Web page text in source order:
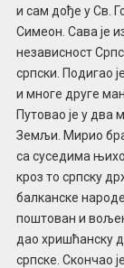
и сам дође у Св.
Симеон. Сава је
независност
српски. Подигао
и многе друге
Путовао је у два
Земљи. Мирио
са суседима
кроз то српску
балканске народе
поштован и
дао хришћанску
српске. Скончао